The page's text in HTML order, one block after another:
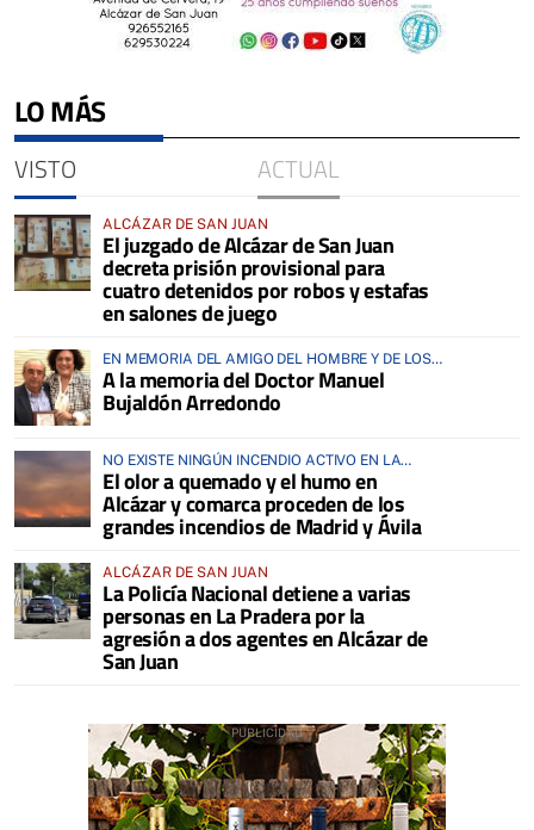
LO MÁS
VISTO ACTUAL
ALCÁZAR DE SAN JUAN
El juzgado de Alcázar de San Juan
decreta prisión provisional para
cuatro detenidos por robos y estafas
en salones de juego
EN MEMORIA DEL AMIGO DEL HOMBRE Y DE LOS
ANIMALES
A la memoria del Doctor Manuel
Bujaldón Arredondo
NO EXISTE NINGÚN INCENDIO ACTIVO EN LA
COMARCA
El olor a quemado y el humo en
Alcázar y comarca proceden de los
grandes incendios de Madrid y Ávila
ALCÁZAR DE SAN JUAN
La Policía Nacional detiene a varias
personas en La Pradera por la
agresión a dos agentes en Alcázar de
San Juan